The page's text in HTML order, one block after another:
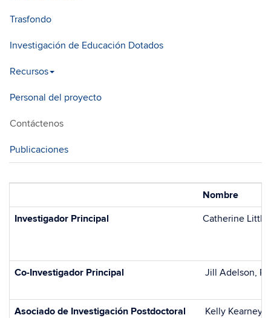
Trasfondo
Investigación de Educación Dotados
Recursos
Personal del proyecto
Contáctenos
Publicaciones
Nombre
Investigador Principal
Catherine
Co-Investigador Principal Jill Adelson,
Asociado de Investigación Postdoctoral Kelly Kearney,